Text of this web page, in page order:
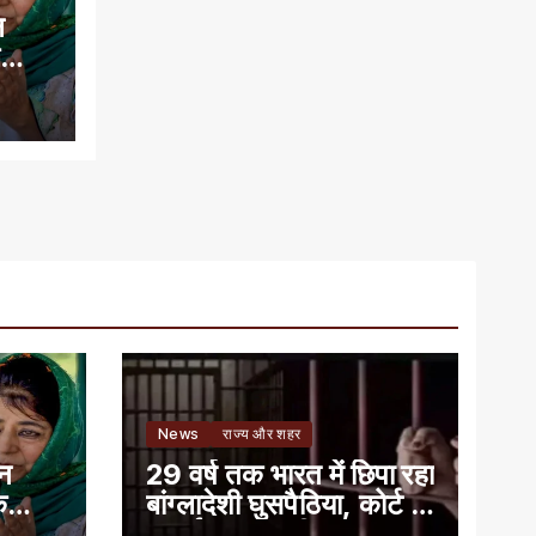
News राज्य और शहर
29 वर्ष तक भारत में छिपा रहा
बांग्लादेशी घुसपैठिया, कोर्ट ने